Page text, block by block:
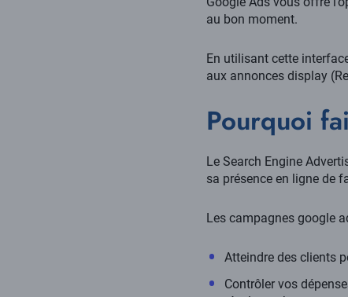
au bon moment.
En utilisant cette
aux annonces display
Pourquoi
Le Search Engine
sa présence en ligne de
Les campagnes google
Atteindre des clients
Contrôler vos